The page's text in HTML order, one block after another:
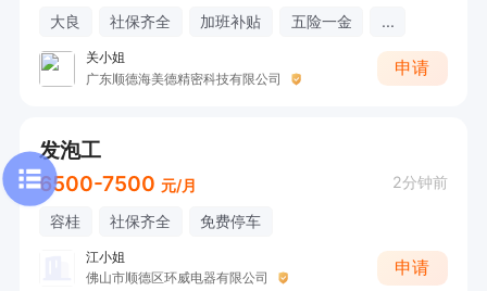
大良 社保齐全 加班补贴 五险一金 ...
关小姐
广东顺德海美德精密科技有限公司
申请
发泡工
6500-7500 元/月 2分钟前
容桂 社保齐全 免费停车
江小姐
佛山市顺德区环威电器有限公司
申请